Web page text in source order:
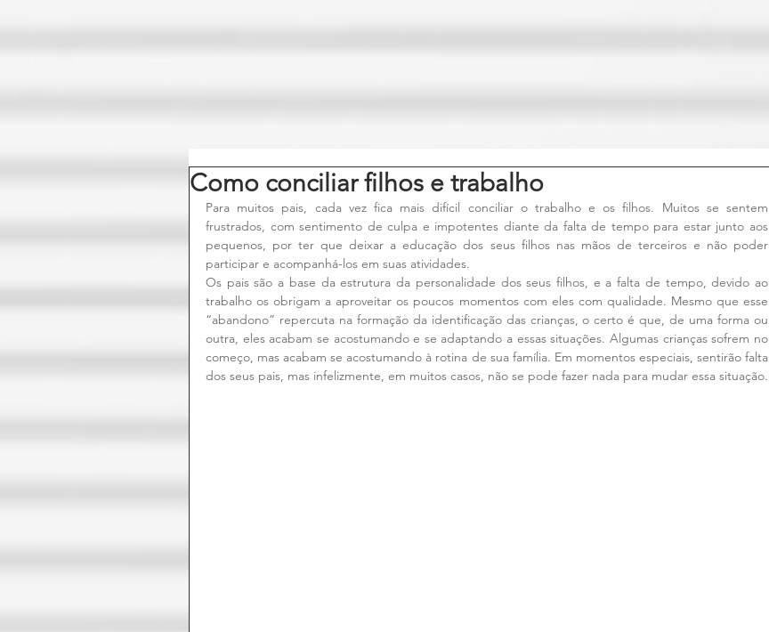
Como conciliar filhos e trabalho
Para muitos pais, cada vez fica mais difícil conciliar o trabalho e os filhos. Muitos se sentem
frustrados, com sentimento de culpa e impotentes diante da falta de tempo para estar junto aos
pequenos, por ter que deixar a educação dos seus filhos nas mãos de terceiros e não poder
participar e acompanhá-los em suas atividades.
Os pais são a base da estrutura da personalidade dos seus filhos, e a falta de tempo, devido ao
trabalho os obrigam a aproveitar os poucos momentos com eles com qualidade. Mesmo que esse
“abandono” repercuta na formação da identificação das crianças, o certo é que, de uma forma ou
outra, eles acabam se acostumando e se adaptando a essas situações. Algumas crianças sofrem no
começo, mas acabam se acostumando à rotina de sua família. Em momentos especiais, sentirão falta
dos seus pais, mas infelizmente, em muitos casos, não se pode fazer nada para mudar essa situação.